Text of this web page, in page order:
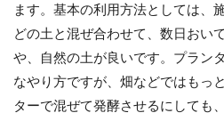
ます。基本の利用方法としては、
どの土と混ぜ合わせて、数日おい
や、自然の土が良いです。プラン
なやり方ですが、畑などではもっ
ターで混ぜて発酵させるにしても